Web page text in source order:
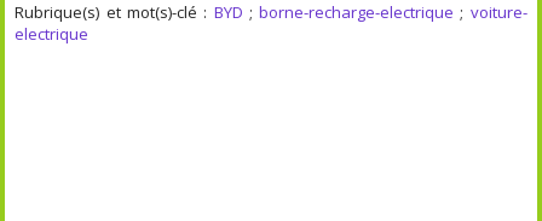
Rubrique(s) et mot(s)-clé : BYD ;borne-recharge-electrique ; voiture-
electrique